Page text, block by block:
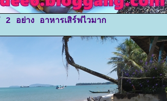
2 อย่าง อาหารเสิร์ฟไวมาก